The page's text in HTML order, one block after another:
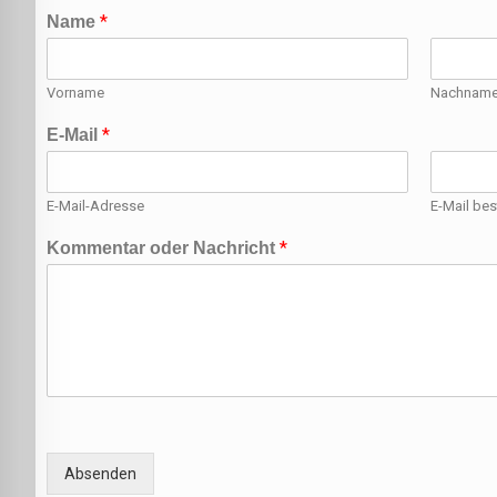
Name *
Vorname
E-Mail *
E-Mail-Adresse E-Mail
Kommentar oder Nachricht *
Absenden